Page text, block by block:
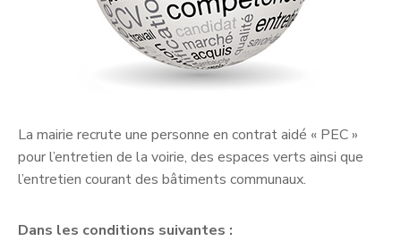
La mairie recrute une personne en contrat aidé « PEC »
pour l’entretien de la voirie, des espaces verts ainsi que
l’entretien courant des bâtiments communaux.
Dans les conditions suivantes :